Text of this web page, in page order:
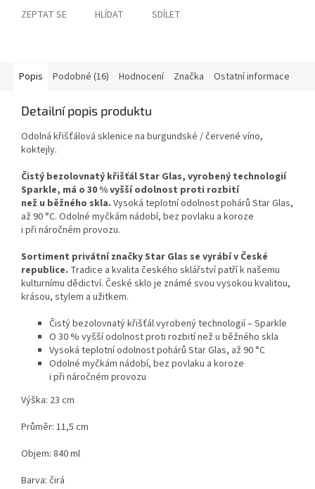
ZEPTAT SE HLÍDAT SDÍLET
Popis Podobné (16) Hodnocení Značka Ostatní informace
Detailní popis produktu
Odolná křišťálová sklenice na burgundské / červené víno,
koktejly.
Čistý bezolovnatý křišťál Star Glas, vyrobený technologií
Sparkle, má o 30 % vyšší odolnost proti rozbití
než u běžného skla. Vysoká teplotní odolnost pohárů Star Glas,
až 90 °C. Odolné myčkám nádobí, bez povlaku a koroze
i při náročném provozu.
Sortiment privátní značky Star Glas se vyrábí v České
republice. Tradice a kvalita českého sklářství patří k našemu
kulturnímu dědictví. České sklo je známé svou vysokou kvalitou,
krásou, stylem a užitkem.
Čistý bezolovnatý křišťál vyrobený technologií – Sparkle
O 30 % vyšší odolnost proti rozbití než u běžného skla
Vysoká teplotní odolnost pohárů Star Glas, až 90 °C
Odolné myčkám nádobí, bez povlaku a koroze
i při náročném provozu
Výška: 23 cm
Průměr: 11,5 cm
Objem: 840 ml
Barva: čirá